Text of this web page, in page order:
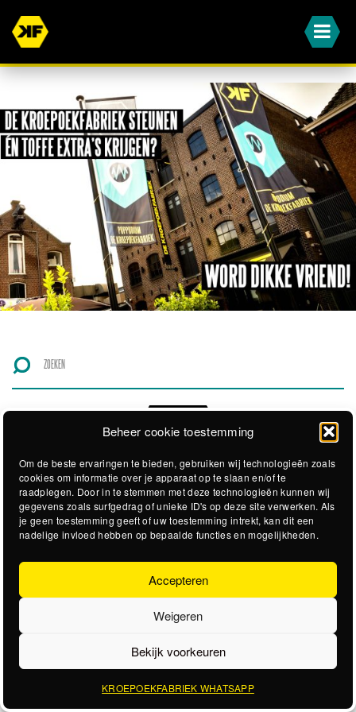
Beheer cookie toestemming
Om de beste ervaringen te bieden, gebruiken wij technologieën zoals
cookies om informatie over je apparaat op te slaan en/of te
raadplegen. Door in te stemmen met deze technologieën kunnen wij
gegevens zoals surfgedrag of unieke ID's op deze site verwerken. Als
je geen toestemming geeft of uw toestemming intrekt, kan dit een
nadelige invloed hebben op bepaalde functies en mogelijkheden.
Accepteren
Weigeren
Bekijk voorkeuren
KROEPOEKFABRIEK WHATSAPP
WORD JIJ OOK EEN VAN ONZE DIKKE VRIENDEN?